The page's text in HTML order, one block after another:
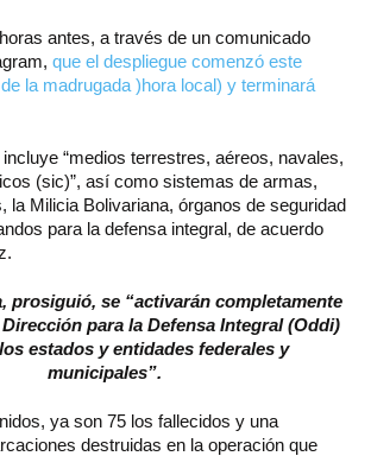
antes, a través de un comunicado
que el despliegue comenzó este
la madrugada )hora local) y terminará
“medios terrestres, aéreos, navales,
(sic)”, así como sistemas de armas,
la Milicia Bolivariana, órganos de seguridad
para la defensa integral, de acuerdo
prosiguió, se “activarán completamente
para la Defensa Integral (Oddi)
estados y entidades federales y
municipales”.
ya son 75 los fallecidos y una
destruidas en la operación que